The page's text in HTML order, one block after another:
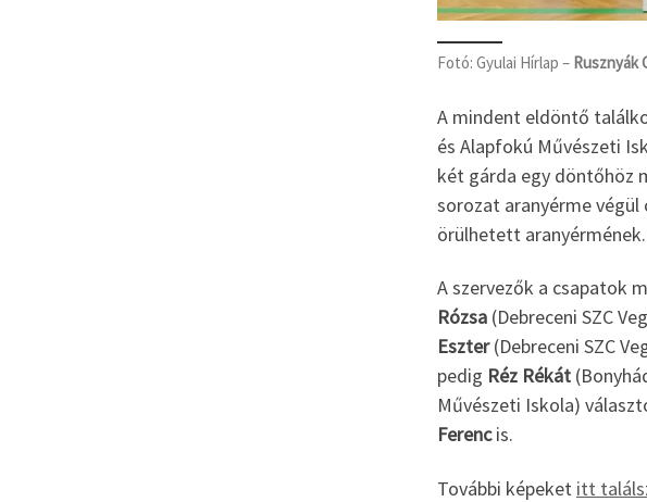
Fotó: Gyulai Hírlap – Rusznyák
A mindent eldöntő
és Alapfokú Művészeti
két gárda egy döntőhöz
sorozat aranyérme végül
örülhetett
A szervezők a csapatok
Rózsa (Debreceni SZC
Eszter(Debreceni SZC
pedig Réz Rékát
Művészeti Iskola)
Ferencis.
További képeket itt